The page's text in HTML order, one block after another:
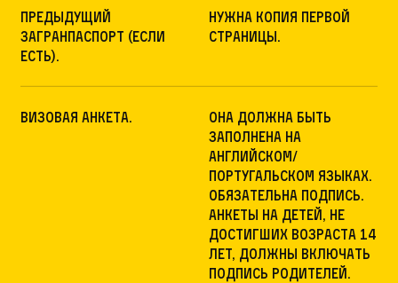
Предыдущий
загранпаспорт (если
есть).
Нужна копия первой
страницы.
Визовая анкета.
Она должна быть
заполнена на
английском/
португальском языках.
Обязательна подпись.
Анкеты на детей, не
достигших возраста 14
лет, должны включать
подпись родителей.